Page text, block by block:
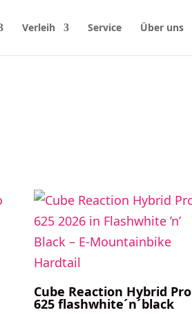
Verleih Service Über uns
Cube Reaction Hybrid Pro
625 flashwhite´n´black